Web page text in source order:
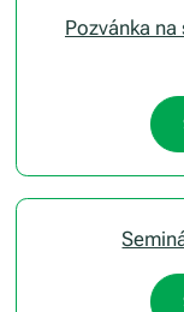
Pozvánka